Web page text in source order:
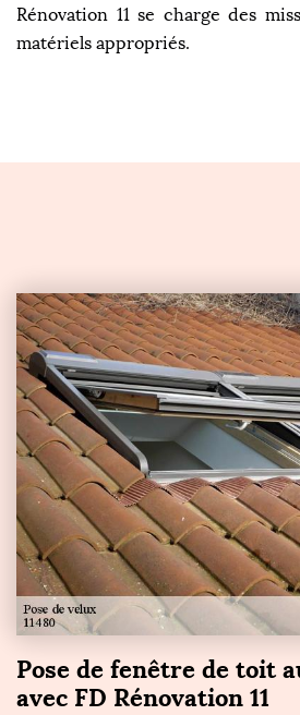
Rénovation 11 se charge des
matériels appropriés.
Pose de fenêtre de toit
avec FD Rénovation 11